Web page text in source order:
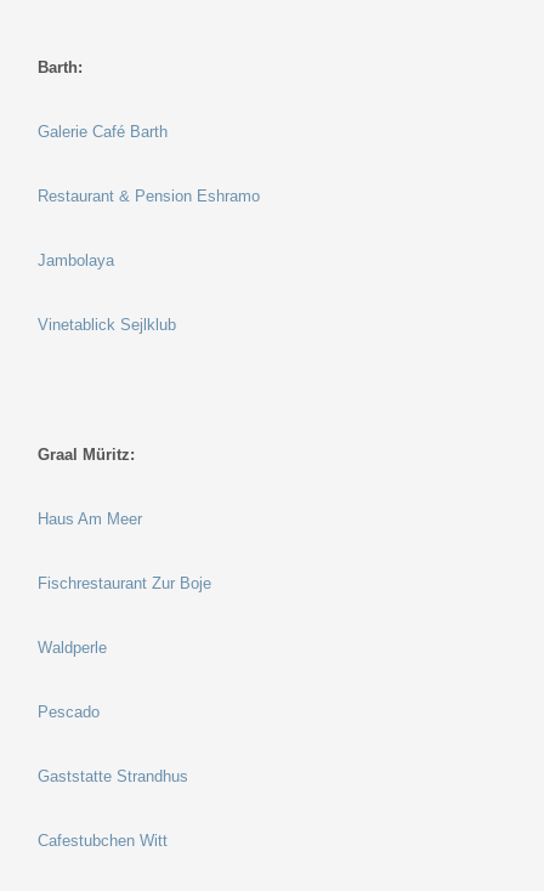
Barth:
Galerie Café Barth
Restaurant & Pension Eshramo
Jambolaya
Vinetablick Sejlklub
Graal Müritz:
Haus Am Meer
Fischrestaurant Zur Boje
Waldperle
Pescado
Gaststatte Strandhus
Cafestubchen Witt